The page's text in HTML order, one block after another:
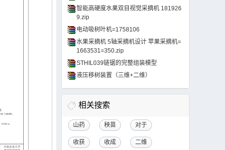
智能高硬度水果双目视觉采摘机 181926
9.zip
电动吸树叶机=1758106
水果采摘机 5轴采摘机设计 苹果采摘机=
1663531=350.zip
STHIL039链锯的完整组装模型
液压移树装置（三维+二维）
相关搜索
山药 秧苗 对于
收获 收成 二维